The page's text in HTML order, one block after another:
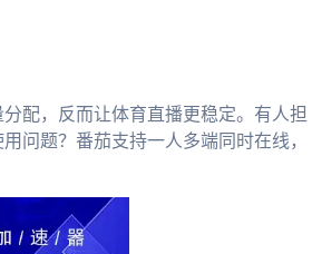
配，反而让体育直播更稳定。有人担
问题？番茄支持一人多端同时在线，